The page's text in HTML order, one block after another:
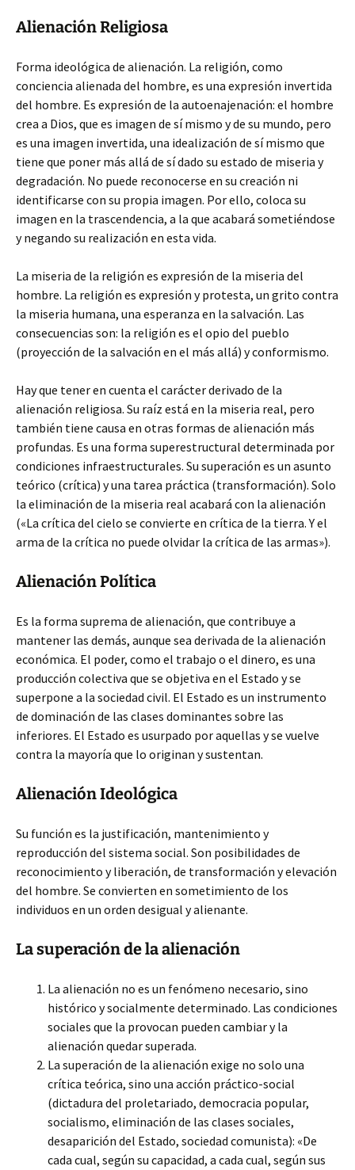
Alienación Religiosa
Forma ideológica de alienación. La religión, como
conciencia alienada del hombre, es una expresión invertida
del hombre. Es expresión de la autoenajenación: el hombre
crea a Dios, que es imagen de sí mismo y de su mundo, pero
es una imagen invertida, una idealización de sí mismo que
tiene que poner más allá de sí dado su estado de miseria y
degradación. No puede reconocerse en su creación ni
identificarse con su propia imagen. Por ello, coloca su
imagen en la trascendencia, a la que acabará sometiéndose
y negando su realización en esta vida.
La miseria de la religión es expresión de la miseria del
hombre. La religión es expresión y protesta, un grito contra
la miseria humana, una esperanza en la salvación. Las
consecuencias son: la religión es el opio del pueblo
(proyección de la salvación en el más allá) y conformismo.
Hay que tener en cuenta el carácter derivado de la
alienación religiosa. Su raíz está en la miseria real, pero
también tiene causa en otras formas de alienación más
profundas. Es una forma superestructural determinada por
condiciones infraestructurales. Su superación es un asunto
teórico (crítica) y una tarea práctica (transformación). Solo
la eliminación de la miseria real acabará con la alienación
(«La crítica del cielo se convierte en crítica de la tierra. Y el
arma de la crítica no puede olvidar la crítica de las armas»).
Alienación Política
Es la forma suprema de alienación, que contribuye a
mantener las demás, aunque sea derivada de la alienación
económica. El poder, como el trabajo o el dinero, es una
producción colectiva que se objetiva en el Estado y se
superpone a la sociedad civil. El Estado es un instrumento
de dominación de las clases dominantes sobre las
inferiores. El Estado es usurpado por aquellas y se vuelve
contra la mayoría que lo originan y sustentan.
Alienación Ideológica
Su función es la justificación, mantenimiento y
reproducción del sistema social. Son posibilidades de
reconocimiento y liberación, de transformación y elevación
del hombre. Se convierten en sometimiento de los
individuos en un orden desigual y alienante.
La superación de la alienación
La alienación no es un fenómeno necesario, sino
histórico y socialmente determinado. Las condiciones
sociales que la provocan pueden cambiar y la
alienación quedar superada.
La superación de la alienación exige no solo una
crítica teórica, sino una acción práctico-social
(dictadura del proletariado, democracia popular,
socialismo, eliminación de las clases sociales,
desaparición del Estado, sociedad comunista): «De
cada cual, según su capacidad, a cada cual, según sus